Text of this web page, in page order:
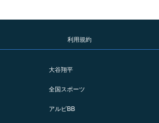
利用規約
大谷翔平
全国スポーツ
アルビBB